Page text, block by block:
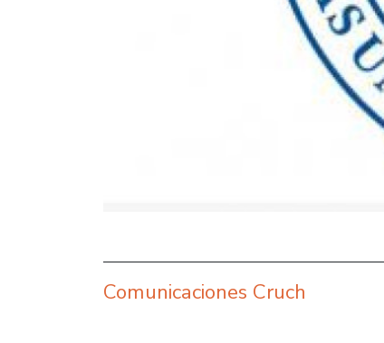
Comunicaciones Cruch